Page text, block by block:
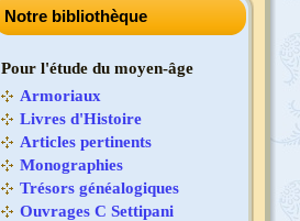
Notre bibliothèque
Pour l'étude du moyen-âge
Armoriaux
Livres d'Histoire
Articles pertinents
Monographies
Trésors généalogiques
Ouvrages C Settipani